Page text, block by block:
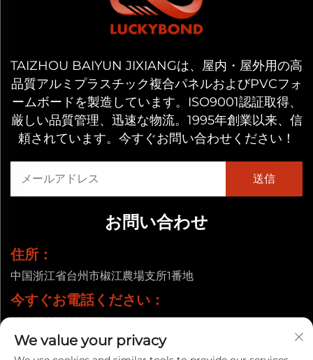
TAIZHOU BAIYUN JIXIANGは、屋内・屋外用の高
品質アルミプラスチック複合パネルおよびPVCフォ
ームボードを製造しています。ISO9001認証取得、
厳しい品質管理、迅速な物流。1995年創業以来、信
頼されています。今すぐお問い合わせください！
お問い合わせ
住所：
中国浙江省台州市椒江農場支所1番地
今すぐお電話ください：
+86-13857656372
メールアドレス：
We value your privacy